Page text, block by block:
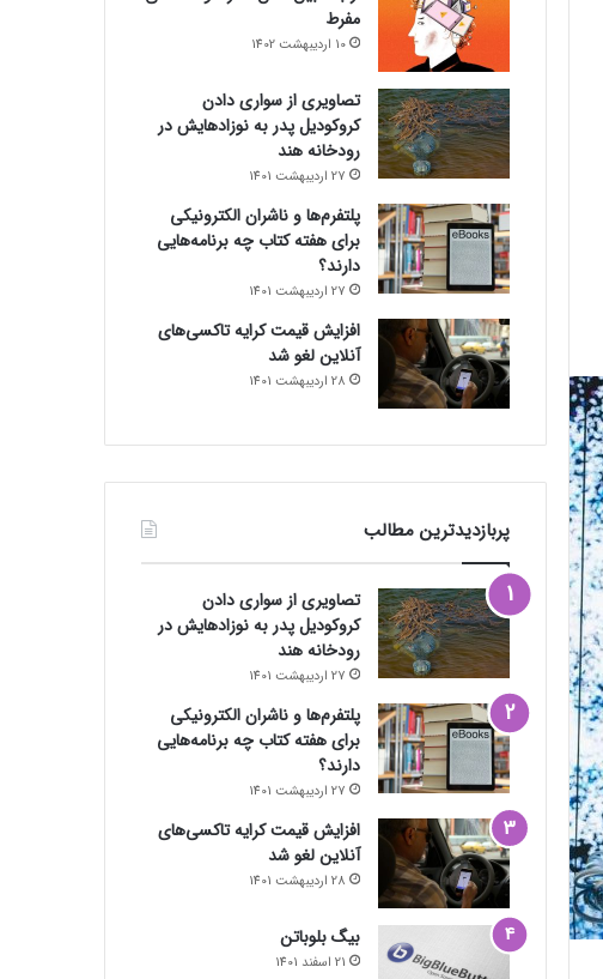
مفرط
10 اردیبهشت 1402
تصاویری از سواری دادن
کروکودیل پدر به نوزادهایش در
رودخانه هند
27 اردیبهشت 1401
پلتفرم‌ها و ناشران الکترونیکی
برای هفته کتاب چه برنامه‌هایی
دارند؟
27 اردیبهشت 1401
افزایش قیمت کرایه تاکسی‌های
آنلاین لغو شد
28 اردیبهشت 1401
پربازدیدترین مطالب
تصاویری از سواری دادن
کروکودیل پدر به نوزادهایش در
رودخانه هند
27 اردیبهشت 1401
پلتفرم‌ها و ناشران الکترونیکی
برای هفته کتاب چه برنامه‌هایی
دارند؟
27 اردیبهشت 1401
افزایش قیمت کرایه تاکسی‌های
آنلاین لغو شد
28 اردیبهشت 1401
بیگ بلوباتن
21 اسفند 1401